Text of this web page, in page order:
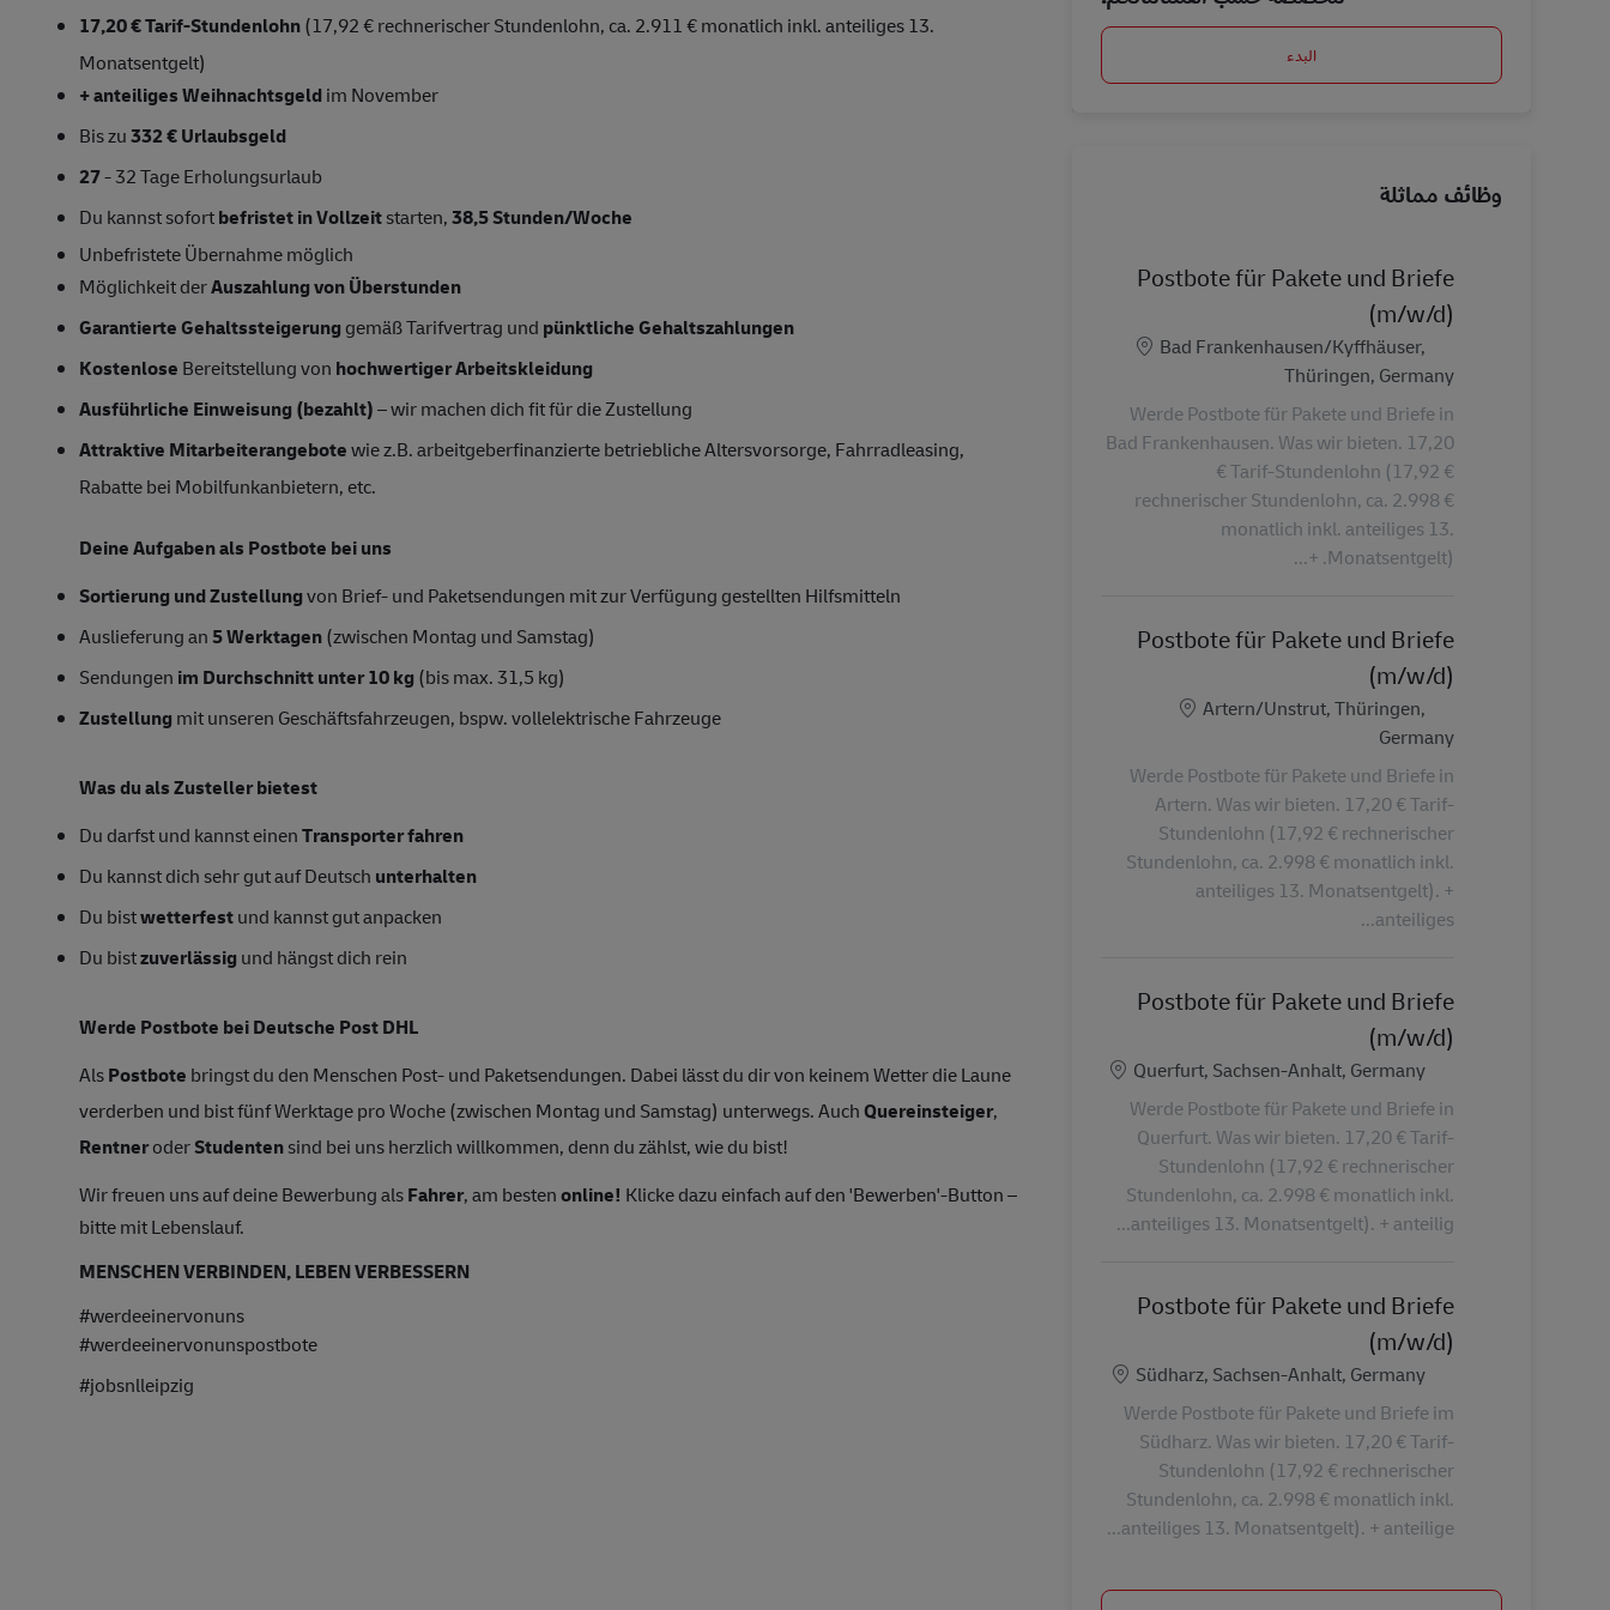
17,20 € Tarif-Stundenlohn(17,92 € rechnerischer Stundenlohn, ca. 2.911 € monatlich inkl. anteiliges 13.
Monatsentgelt)
+ anteiliges Weihnachtsgeldim November
Bis zu332 € Urlaubsgeld
27- 32 Tage Erholungsurlaub
Du kannst sofortbefristet in Vollzeitstarten,38,5 Stunden/Woche
Unbefristete Übernahmemöglich
Möglichkeit derAuszahlung von Überstunden
Garantierte Gehaltssteigerung gemäß Tarifvertrag und pünktliche Gehaltszahlungen
Kostenlose Bereitstellung von hochwertiger Arbeitskleidung
Ausführliche Einweisung (bezahlt)– wir machen dich fit für die Zustellung
Attraktive Mitarbeiterangebotewie z.B. arbeitgeberfinanzierte betriebliche Altersvorsorge, Fahrradleasing,
Rabatte bei Mobilfunkanbietern, etc.
Deine Aufgaben als Postbote bei uns
Sortierung und Zustellungvon Brief- und Paketsendungen mit zur Verfügung gestellten Hilfsmitteln
Auslieferung an5 Werktagen(zwischen Montag und Samstag)
Sendungen im Durchschnitt unter 10 kg (bis max. 31,5 kg)
Zustellung mit unseren Geschäftsfahrzeugen, bspw. vollelektrische Fahrzeuge
Was du als Zusteller bietest
Du darfst und kannst einenTransporter fahren
Du kannst dich sehr gut auf Deutsch unterhalten
Du bistwetterfestund kannst gut anpacken
Du bistzuverlässig und hängst dich rein
Werde Postbote bei Deutsche Post DHL
AlsPostbote bringst du den Menschen Post- und Paketsendungen. Dabei lässt du dir von keinem Wetter die Laune
verderben und bist fünf Werktage pro Woche (zwischen Montag und Samstag) unterwegs. AuchQuereinsteiger,
RentneroderStudentensind bei uns herzlich willkommen, denn du zählst, wie du bist!
Wir freuen uns auf deine Bewerbung alsFahrer, am bestenonline! Klicke dazu einfach auf den 'Bewerben'-Button –
bitte mit Lebenslauf.
MENSCHEN VERBINDEN, LEBEN VERBESSERN
#werdeeinervonuns
#werdeeinervonunspostbote
#jobsnlleipzig
البدء
وظائف مماثلة
Postbote für Pakete und Briefe
(m/w/d)
الموقع
Bad Frankenhausen/Kyffhäuser,
Thüringen, Germany
Werde Postbote für Pakete und Briefe in
Bad Frankenhausen. Was wir bieten. 17,20
€ Tarif-Stundenlohn (17,92 €
rechnerischer Stundenlohn, ca. 2.998 €
monatlich inkl. anteiliges 13.
Monatsentgelt). +...
Postbote für Pakete und Briefe
(m/w/d)
الموقع
Artern/Unstrut, Thüringen,
Germany
Werde Postbote für Pakete und Briefe in
Artern. Was wir bieten. 17,20 € Tarif-
Stundenlohn (17,92 € rechnerischer
Stundenlohn, ca. 2.998 € monatlich inkl.
anteiliges 13. Monatsentgelt). +
anteiliges...
Postbote für Pakete und Briefe
(m/w/d)
الموقع
Querfurt, Sachsen-Anhalt, Germany
Werde Postbote für Pakete und Briefe in
Querfurt. Was wir bieten. 17,20 € Tarif-
Stundenlohn (17,92 € rechnerischer
Stundenlohn, ca. 2.998 € monatlich inkl.
anteiliges 13. Monatsentgelt). + anteilig...
Postbote für Pakete und Briefe
(m/w/d)
الموقع
Südharz, Sachsen-Anhalt, Germany
Werde Postbote für Pakete und Briefe im
Südharz. Was wir bieten. 17,20 € Tarif-
Stundenlohn (17,92 € rechnerischer
Stundenlohn, ca. 2.998 € monatlich inkl.
anteiliges 13. Monatsentgelt). + anteilige...